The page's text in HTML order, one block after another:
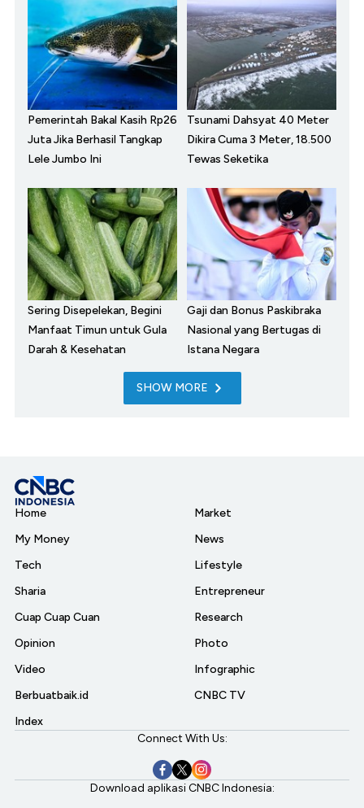
Pemerintah Bakal Kasih Rp26
Juta Jika Berhasil Tangkap
Lele Jumbo Ini
Tsunami Dahsyat 40 Meter
Dikira Cuma 3 Meter, 18.500
Tewas Seketika
Sering Disepelekan, Begini
Manfaat Timun untuk Gula
Darah & Kesehatan
Gaji dan Bonus Paskibraka
Nasional yang Bertugas di
Istana Negara
SHOW MORE
Home
My Money
Tech
Sharia
Cuap Cuap Cuan
Opinion
Video
Berbuatbaik.id
Index
Market
News
Lifestyle
Entrepreneur
Research
Photo
Infographic
CNBC TV
Connect With Us:
Download aplikasi CNBC Indonesia: